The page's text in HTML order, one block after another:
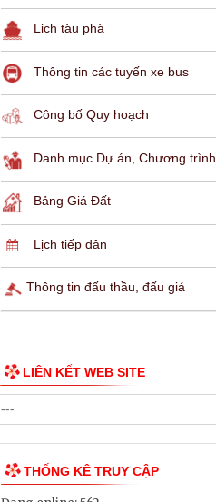
Lịch tàu phà
Thông tin các tuyến xe bus
Công bố Quy hoạch
Danh mục Dự án, Chương trình
Bảng Giá Đất
Lịch tiếp dân
Thông tin đấu thầu, đấu giá
LIÊN KẾT WEB SITE
THỐNG KÊ TRUY CẬP